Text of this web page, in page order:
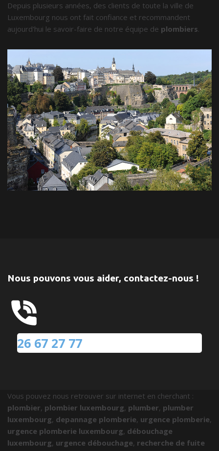
Depuis plusieurs années, des clients de toute la ville de
Luxembourg nous ont fait confiance et recommandent
aujourd'hui le savoir-faire de notre équipe de plombiers.
Nous pouvons vous aider, contactez-nous !
26 67 27 77
Vous pouvez nous retrouver sur internet en cherchant :
plombier, plombier luxembourg, plumber, plumber
luxembourg, depannage plomberie, urgence plomberie,
urgence plomberie luxembourg, débouchage
luxembourg, urgence débouchage, recherche de fuite